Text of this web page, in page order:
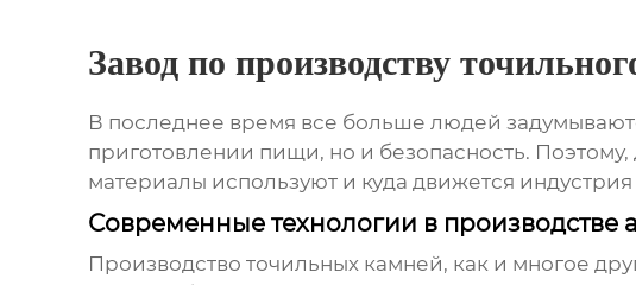
Завод по производству
В последнее время все больше людей
приготовлении пищи, но и безопасность.
материалы используют и куда движется
Современные технологии в производстве
Производство точильных камней, как и многое